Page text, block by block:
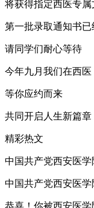
将获得指定西医专属
第一批录取通知书已
请同学们耐心等待
今年九月我们在西医
等你应约而来
共同开启人生新篇章
精彩热文
中国共产党西安医学
中国共产党西安医学